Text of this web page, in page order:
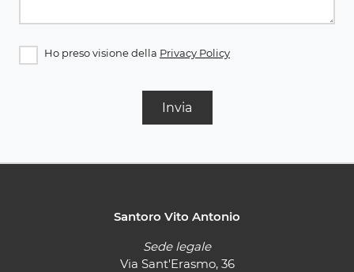
Ho preso visione della Privacy Policy
Invia
Santoro Vito Antonio
Sede legale
Via Sant'Erasmo, 36